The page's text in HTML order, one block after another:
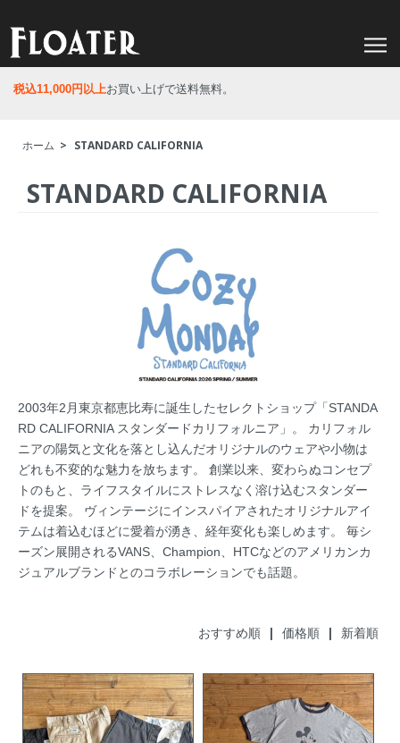
税込11,000円以上お買い上げで送料無料。
ホーム > STANDARD CALIFORNIA
STANDARD CALIFORNIA
2003年2月東京都恵比寿に誕生したセレクトショップ「STANDA
RD CALIFORNIA スタンダードカリフォルニア」。 カリフォル
ニアの陽気と文化を落とし込んだオリジナルのウェアや小物は
どれも不変的な魅力を放ちます。 創業以来、変わらぬコンセプ
トのもと、ライフスタイルにストレスなく溶け込むスタンダー
ドを提案。 ヴィンテージにインスパイアされたオリジナルアイ
テムは着込むほどに愛着が湧き、経年変化も楽しめます。 毎シ
ーズン展開されるVANS、Champion、HTCなどのアメリカンカ
ジュアルブランドとのコラボレーションでも話題。
おすすめ順| 価格順| 新着順